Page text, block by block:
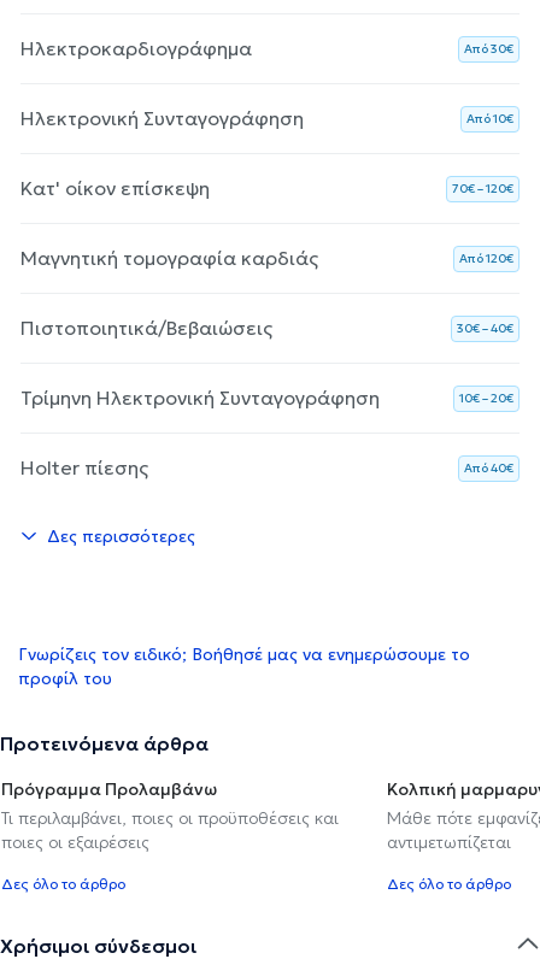
Ηλεκτροκαρδιογράφημα Aπό 30€
Ηλεκτρονική Συνταγογράφηση Aπό 10€
Κατ' οίκον επίσκεψη 70€ – 120€
Μαγνητική τομογραφία καρδιάς Aπό 120€
Πιστοποιητικά/Βεβαιώσεις 30€ – 40€
Τρίμηνη Ηλεκτρονική Συνταγογράφηση 10€ – 20€
Holter πίεσης Aπό 40€
Δες περισσότερες
Γνωρίζεις τον ειδικό; Βοήθησέ μας να ενημερώσουμε το
προφίλ του
Προτεινόμενα άρθρα
Πρόγραμμα Προλαμβάνω
Τι περιλαμβάνει, ποιες οι προϋποθέσεις και
ποιες οι εξαιρέσεις
Δες όλο το άρθρο
Κολπική
Μάθε πότε
αντιμετωπίζεται
Δες όλο το άρθρο
Χρήσιμοι σύνδεσμοι